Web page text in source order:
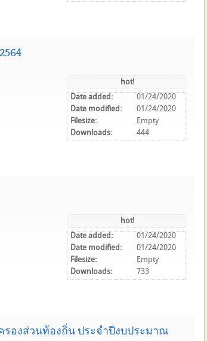
hot!
Date added:
01/24/2020
Date modified:
01/24/2020
Filesize:
Empty
Downloads:
444
hot!
Date added:
01/24/2020
Date modified:
01/24/2020
Filesize:
Empty
Downloads:
733
องส่วนท้องถิ่น ประจำปีงบประมาณ